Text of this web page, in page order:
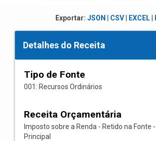
Exportar: JSON CSV| EXCEL|
Detalhes do Receita
Tipo de Fonte
001: Recursos Ordinários
Receita Orçamentária
Imposto sobre a Renda - Retido na Fonte
Principal